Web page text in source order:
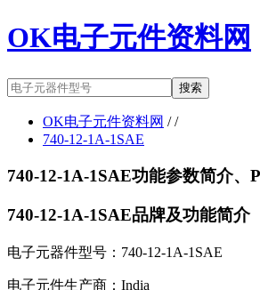
OK电子元件资料网
搜索
OK电子元件资料网 / /
740-12-1A-1SAE
740-12-1A-1SAE功能参数简介、
740-12-1A-1SAE品牌及功能简介
电子元器件型号：740-12-1A-1SAE
电子元件生产商：India